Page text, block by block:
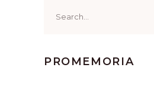
for:
PROMEMORIA